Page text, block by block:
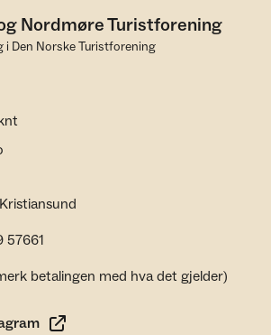
Nordmøre Turistforening
i Den Norske Turistforening
57661
betalingen med hva det gjelder)